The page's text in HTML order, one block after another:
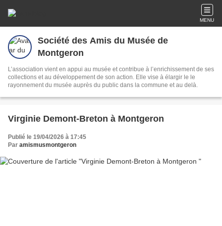
MENU
Société des Amis du Musée de
Montgeron
L’association vient en appui au musée et contribue à l’enrichissement de ses
collections et au développement de son action. Elle vise à élargir le le
rayonnement du musée auprès du public dans la commune et au delà.
Virginie Demont-Breton à Montgeron
Publié le 19/04/2026 à 17:45
Par amismusmontgeron